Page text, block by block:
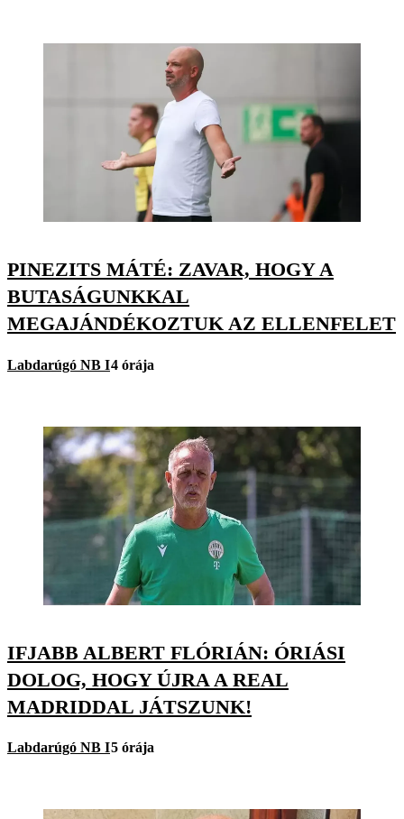
PINEZITS MÁTÉ: ZAVAR, HOGY A
BUTASÁGUNKKAL
MEGAJÁNDÉKOZTUK AZ ELLENFELET
Labdarúgó NB I4 órája
IFJABB ALBERT FLÓRIÁN: ÓRIÁSI
DOLOG, HOGY ÚJRA A REAL
MADRIDDAL JÁTSZUNK!
Labdarúgó NB I5 órája